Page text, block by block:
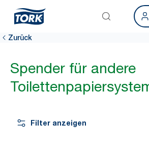
Zurück
Spender für andere
Filter anzeigen